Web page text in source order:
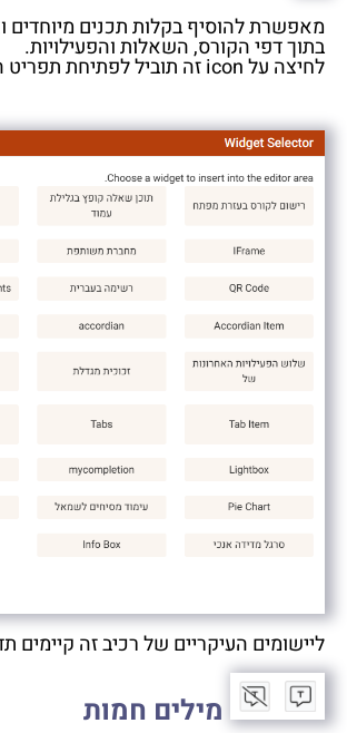
מאפשרת להוסיף בקלות תכנים מיוחדים
בתוך דפי הקורס, השאלות והפעילויות.
לחיצה על icon זה תוביל לפתיחת תפריט האפשרויות.
ליישומים העיקריים של רכיב זה קיימים
מילים חמות